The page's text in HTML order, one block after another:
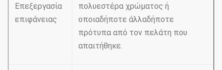
Επεξεργασία
επιφάνειας
πολυεστέρα χρώματος ή
οποιαδήποτε άλλαδήποτε
πρότυπα από τον πελάτη που
απαιτήθηκε.